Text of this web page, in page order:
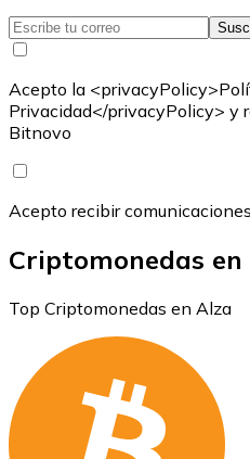
Acepto la
Privacidad</privacyPolicy> y
Bitnovo
Acepto recibir
Criptomonedas
Top Criptomonedas en Alza